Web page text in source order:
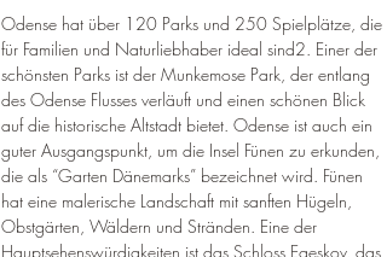
Odense hat über 120 Parks und 250 Spielplätze, die
für Familien und Naturliebhaber ideal sind2. Einer der
schönsten Parks ist der Munkemose Park, der entlang
des Odense Flusses verläuft und einen schönen Blick
auf die historische Altstadt bietet. Odense ist auch ein
guter Ausgangspunkt, um die Insel Fünen zu erkunden,
die als “Garten Dänemarks” bezeichnet wird. Fünen
hat eine malerische Landschaft mit sanften Hügeln,
Obstgärten, Wäldern und Stränden. Eine der
Hauptsehenswürdigkeiten ist das Schloss Egeskov, das